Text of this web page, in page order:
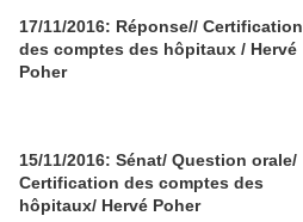
17/11/2016: Réponse// Certification
des comptes des hôpitaux / Hervé
Poher
15/11/2016: Sénat/ Question orale/
Certification des comptes des
hôpitaux/ Hervé Poher